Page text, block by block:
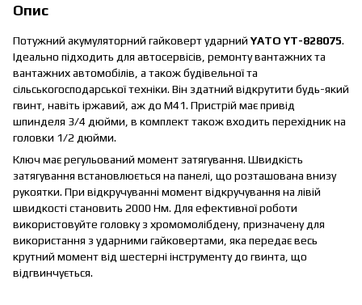
Опис
Потужний акумуляторний гайковерт ударний YATO YT-828075.
Ідеально підходить для автосервісів, ремонту вантажних та
вантажних автомобілів, а також будівельної та
сільськогосподарської техніки. Він здатний відкрутити будь-який
гвинт, навіть іржавий, аж до М41. Пристрій має привід
шпинделя 3/4 дюйми, в комплект також входить перехідник на
головки 1/2 дюйми.
Ключ має регульований момент затягування. Швидкість
затягування встановлюється на панелі, що розташована внизу
рукоятки. При відкручуванні момент відкручування на лівій
швидкості становить 2000 Нм. Для ефективної роботи
використовуйте головку з хромомолібдену, призначену для
використання з ударними гайковертами, яка передає весь
крутний момент від шестерні інструменту до гвинта, що
відгвинчується.